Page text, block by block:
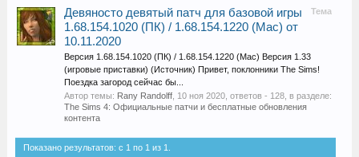
Тема
Девяносто девятый патч для базовой игры
1.68.154.1020 (ПК) / 1.68.154.1220 (Mac) от
10.11.2020
Версия 1.68.154.1020 (ПК) / 1.68.154.1220 (Mac) Версия 1.33
(игровые приставки) (Источник) Привет, поклонники The Sims!
Поездка загород сейчас бы...
Автор темы: Rany Randolff, 10 ноя 2020, ответов - 128, в разделе:
The Sims 4: Официальные патчи и бесплатные обновления
контента
Показано результатов: с 1 по 1 из 1.